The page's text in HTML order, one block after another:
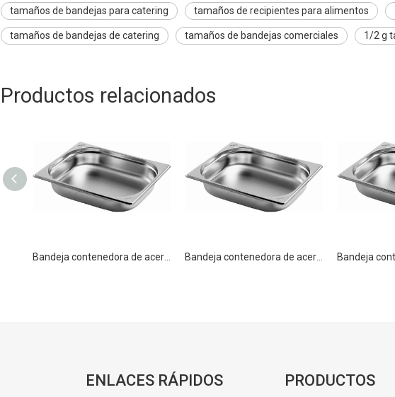
tamaños de bandejas para catering tamaños de recipientes para alimentos
tamaños de bandejas de catering tamaños de bandejas comerciales 1/2 g
Productos relacionados
ENLACES RÁPIDOS PRODUCTOS